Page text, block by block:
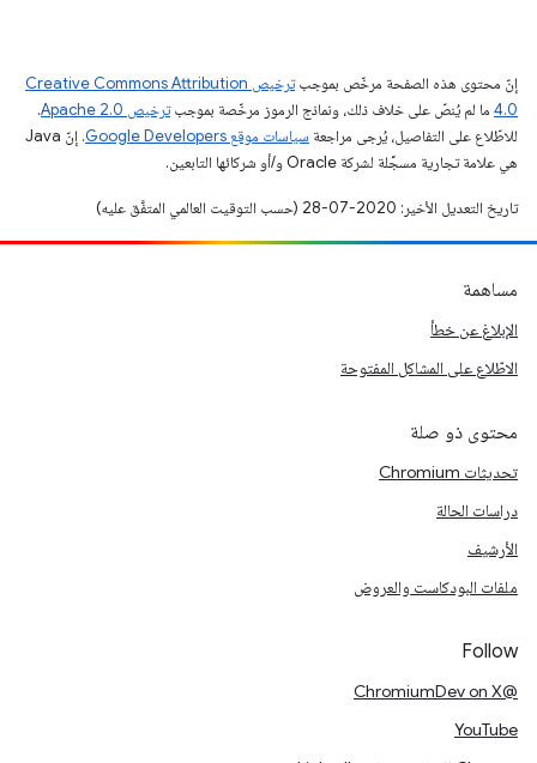
إنّ محتوى هذه الصفحة مرخّص بموجب
ترخيص Creative Commons Attribution
4.0‏ ما لم يُنصّ على خلاف ذلك، ونماذج الرموز مرخّصة بموجبترخيص Apache 2.0‏
.
للاطّلاع على التفاصيل، يُرجى مراجعة سياسات موقع Google Developers‏
. إنّ Java
هي علامة تجارية مسجَّلة لشركة Oracle و/أو شركائها التابعين.
تاريخ التعديل الأخير: 2020-07-28 (حسب التوقيت العالمي المتفَّق عليه)
مساهمة
الإبلاغ عن خطأ
الاطّلاع على المشاكل المفتوحة
محتوى ذو صلة
تحديثات Chromium
دراسات الحالة
الأرشيف
ملفات البودكاست والعروض
Follow
@ChromiumDev on X
YouTube